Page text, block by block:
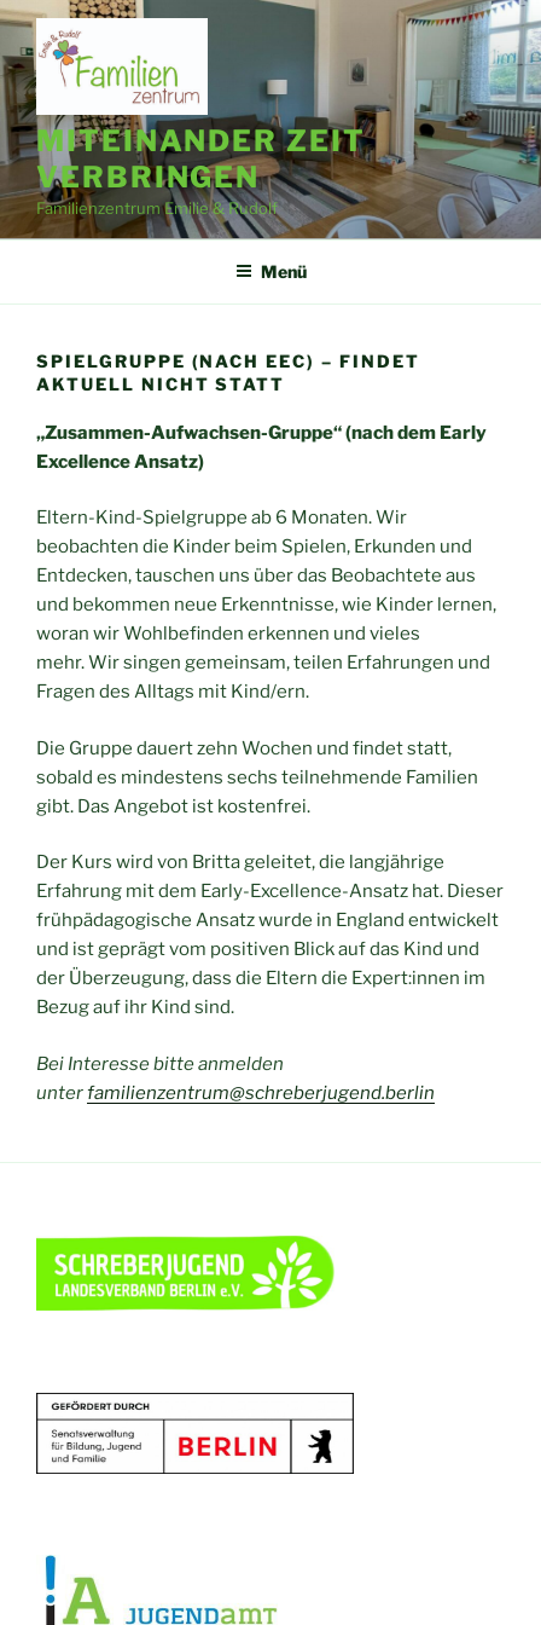
Zum
Inhalt
springen
MITEINANDER ZEIT
VERBRINGEN
Familienzentrum Emilie & Rudolf
Menü
SPIELGRUPPE (NACH EEC) – FINDET
AKTUELL NICHT STATT
„Zusammen-Aufwachsen-Gruppe“ (nach dem Early
Excellence Ansatz)
Eltern-Kind-Spielgruppe ab 6 Monaten. Wir
beobachten die Kinder beim Spielen, Erkunden und
Entdecken, tauschen uns über das Beobachtete aus
und bekommen neue Erkenntnisse, wie Kinder lernen,
woran wir Wohlbefinden erkennen und vieles
mehr. Wir singen gemeinsam, teilen Erfahrungen und
Fragen des Alltags mit Kind/ern.
Die Gruppe dauert zehn Wochen und findet statt,
sobald es mindestens sechs teilnehmende Familien
gibt. Das Angebot ist kostenfrei.
Der Kurs wird von Britta geleitet, die langjährige
Erfahrung mit dem Early-Excellence-Ansatz hat. Dieser
frühpädagogische Ansatz wurde in England entwickelt
und ist geprägt vom positiven Blick auf das Kind und
der Überzeugung, dass die Eltern die Expert:innen im
Bezug auf ihr Kind sind.
Bei Interesse bitte anmelden
unterfamilienzentrum@schreberjugend.berlin